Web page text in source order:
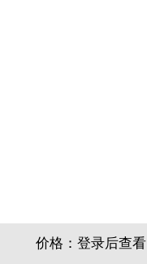
价格：登录后查看